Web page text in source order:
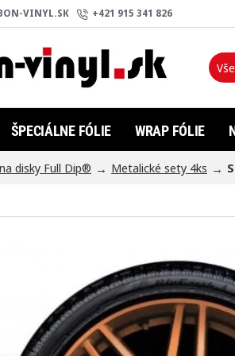
VINYL.SK +421 915 341 826
ŠPECIÁLNE FÓLIE WRAP FÓLIE
disky Full Dip® Metalické sety 4ks